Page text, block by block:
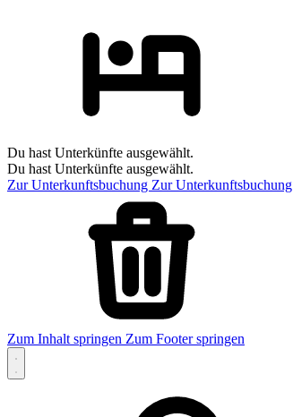
Du hast Unterkünfte ausgewählt.
Du hast Unterkünfte ausgewählt.
Zur Unterkunftsbuchung Zur Unterkunftsbuchung
Zum Inhalt springen Zum Footer springen